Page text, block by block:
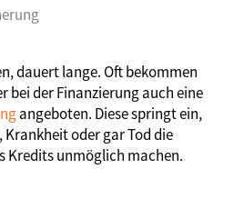
dauert lange. Oft bekommen
bei der Finanzierung auch eine
angeboten. Diese springt ein,
, Krankheit oder gar Tod die
Kredits unmöglich machen.